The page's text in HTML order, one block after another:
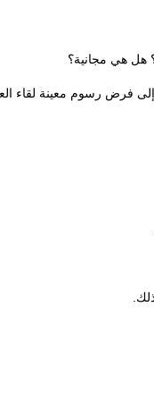
إلى فرض رسوم معينة لقاء